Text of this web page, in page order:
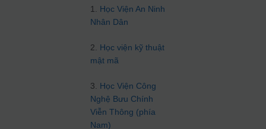
1. Học Viện An Ninh
Nhân Dân
2. Học viện kỹ thuật
mật mã
3. Học Viện Công
Nghệ Bưu Chính
Viễn Thông (phía
Nam)